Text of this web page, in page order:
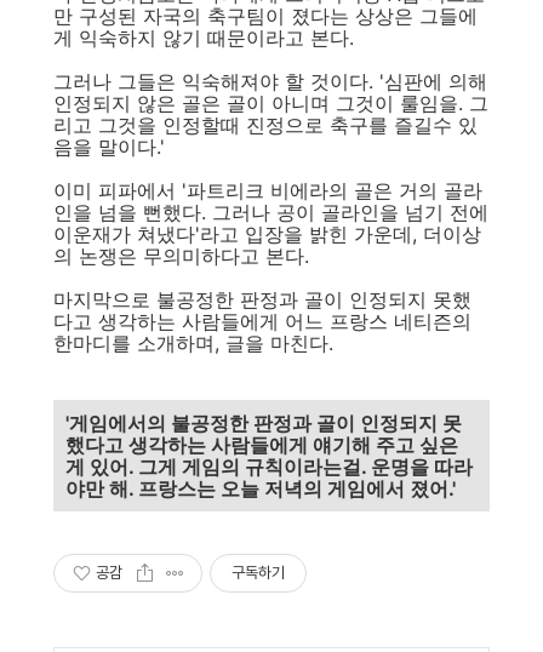
만 구성된 자국의 축구팀이 졌다는 상상은 그들에
게 익숙하지 않기 때문이라고 본다.
그러나 그들은 익숙해져야 할 것이다. '심판에 의해
인정되지 않은 골은 골이 아니며 그것이 룰임을. 그
리고 그것을 인정할때 진정으로 축구를 즐길수 있
음을 말이다.'
이미 피파에서 '파트리크 비에라의 골은 거의 골라
인을 넘을 뻔했다. 그러나 공이 골라인을 넘기 전에
이운재가 쳐냈다'라고 입장을 밝힌 가운데, 더이상
의 논쟁은 무의미하다고 본다.
마지막으로 불공정한 판정과 골이 인정되지 못했
다고 생각하는 사람들에게 어느 프랑스 네티즌의
한마디를 소개하며, 글을 마친다.
'게임에서의 불공정한 판정과 골이 인정되지 못
했다고 생각하는 사람들에게 얘기해 주고 싶은
게 있어. 그게 게임의 규칙이라는걸. 운명을 따라
야만 해. 프랑스는 오늘 저녁의 게임에서 졌어.'
공감 구독하기